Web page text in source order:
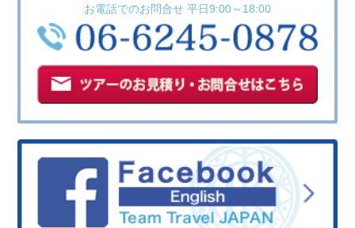
お電話でのお問合せ 平日9:00～18:00